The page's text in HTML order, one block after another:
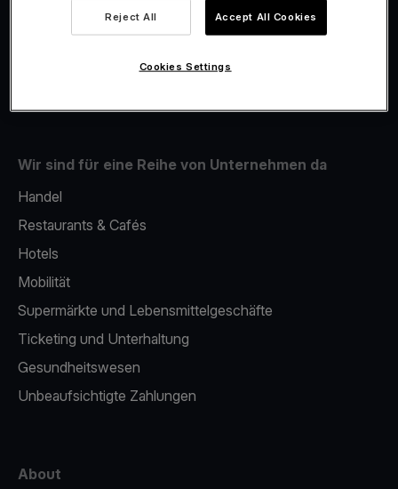
Fiskalisierung
Wir sind für eine Reihe von Unternehmen da
Handel
Restaurants & Cafés
Hotels
Mobilität
Supermärkte und Lebensmittelgeschäfte
Ticketing und Unterhaltung
Gesundheitswesen
Unbeaufsichtigte Zahlungen
About
Reject All Accept All Cookies
Cookies Settings